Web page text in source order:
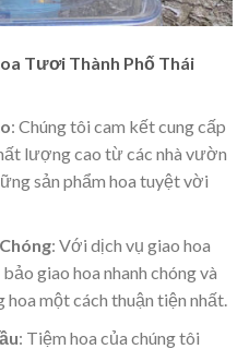
Tươi Thành Phố Thái
: Chúng tôi cam kết cung cấp
lượng cao từ các nhà vườn
sản phẩm hoa tuyệt vời
: Với dịch vụ giao hoa
giao hoa nhanh chóng và
một cách thuận tiện nhất.
: Tiệm hoa của chúng tôi